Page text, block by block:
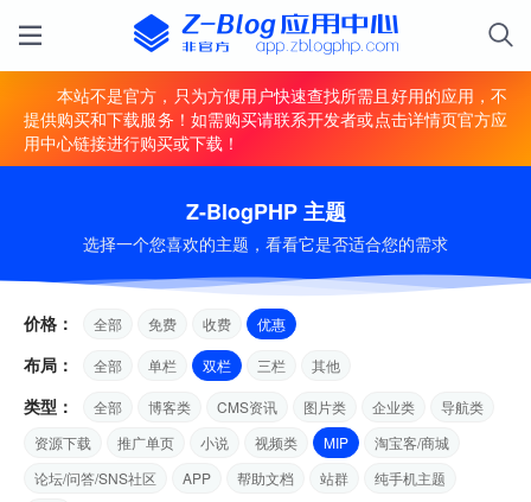
本站不是官方，只为方便用户快速查找所需且好用的应用，不
提供购买和下载服务！如需购买请联系开发者或点击详情页官方应
用中心链接进行购买或下载！
Z-BlogPHP 主题
选择一个您喜欢的主题，看看它是否适合您的需求
价格： 全部 免费 收费 优惠
布局： 全部 单栏 双栏 三栏 其他
类型： 全部 博客类 CMS资讯 图片类 企业类
导航类
资源下载
推广单页 小说 视频类 MIP
淘宝客/商城
论坛/问答/SNS社区
APP 帮助文档 站群
纯手机主题